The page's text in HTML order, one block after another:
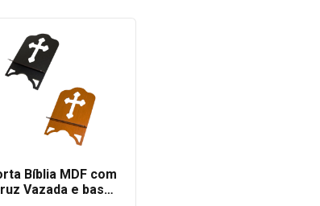
Bíblia MDF com
Vazada e base